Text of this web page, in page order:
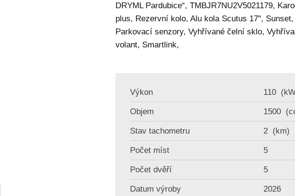
DRYML Pardubice“, TMBJR7NU2V5021179,
plus, Rezervní kolo, Alu kola Scutus 17",
Parkovací senzory, Vyhřívané čelní sklo,
volant, Smartlink,
Výkon 110
Objem 1500
Stav tachometru 2 (km)
Počet míst 5
Počet dvěří 5
Datum výroby 2026